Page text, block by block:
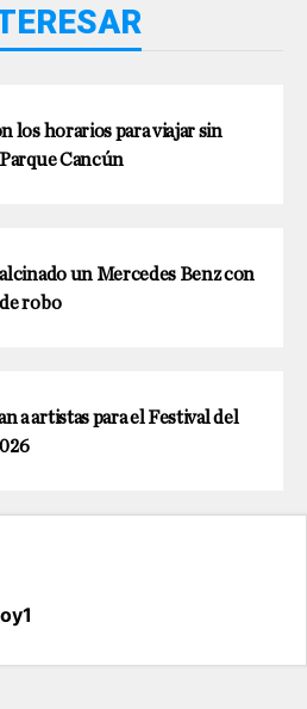
los horarios para viajar sin
Cancún
un Mercedes Benz con
robo
a artistas para el Festival del